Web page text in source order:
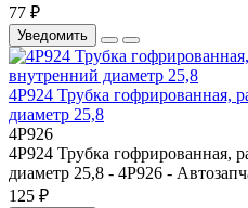
77 ₽
Уведомить
4P924 Трубка гофрированная,
диаметр 25,8
4P926
4P924 Трубка гофрированная,
диаметр 25,8 - 4P926 -
125 ₽